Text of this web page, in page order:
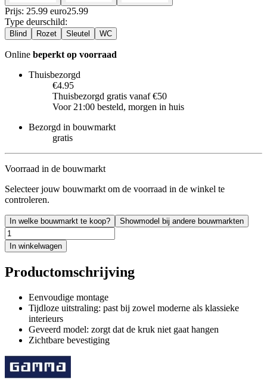
Prijs: 25.99 euro25.99
Type deurschild:
Blind Rozet Sleutel WC
Online beperkt op voorraad
Thuisbezorgd
€4.95
Thuisbezorgd gratis vanaf €50
Voor 21:00 besteld, morgen in huis
Bezorgd in bouwmarkt
gratis
Voorraad in de bouwmarkt
Selecteer jouw bouwmarkt om de voorraad in de winkel te
controleren.
In welke bouwmarkt te koop? Showmodel bij andere bouwmarkten
In winkelwagen
Productomschrijving
Eenvoudige montage
Tijdloze uitstraling: past bij zowel moderne als klassieke
interieurs
Geveerd model: zorgt dat de kruk niet gaat hangen
Zichtbare bevestiging